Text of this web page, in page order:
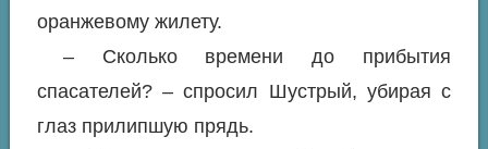
оранжевому жилету.
– Сколько времени до прибытия
спасателей? – спросил Шустрый, убирая с
глаз прилипшую прядь.